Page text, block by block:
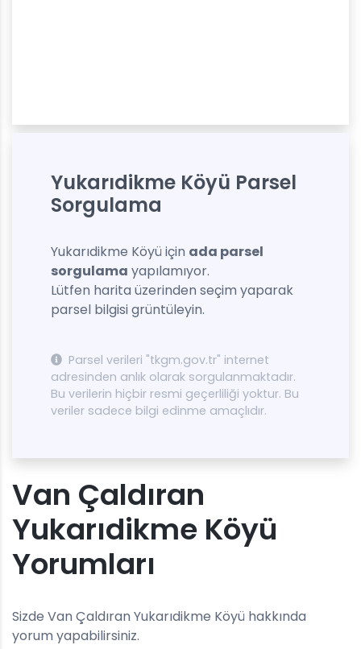
Yukarıdikme Köyü Parsel
Sorgulama
Yukarıdikme Köyü için ada parsel
sorgulama yapılamıyor.
Lütfen harita üzerinden seçim yaparak
parsel bilgisi grüntüleyin.
Parsel verileri "tkgm.gov.tr" internet
adresinden anlık olarak sorgulanmaktadır.
Bu verilerin hiçbir resmi geçerliliği yoktur. Bu
veriler sadece bilgi edinme amaçlıdır.
Van Çaldıran
Yukarıdikme Köyü
Yorumları
Sizde Van Çaldıran Yukarıdikme Köyü hakkında
yorum yapabilirsiniz.